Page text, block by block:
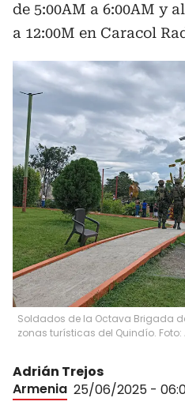
de 5:00AM a 6:00AM y
a 12:00M en Caracol
Soldados de la Octava Brigada
zonas turísticas del Quindío. Foto:
Adrián Trejos
Armenia 25/06/2025 -